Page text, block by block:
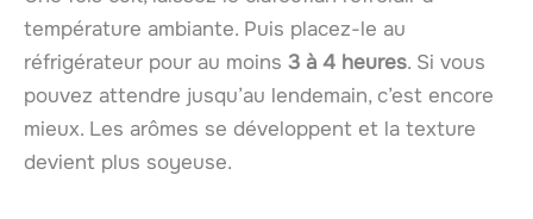
température ambiante. Puis placez-le au
réfrigérateur pour au moins 3 à 4 heures. Si vous
pouvez attendre jusqu’au lendemain, c’est encore
mieux. Les arômes se développent et la texture
devient plus soyeuse.